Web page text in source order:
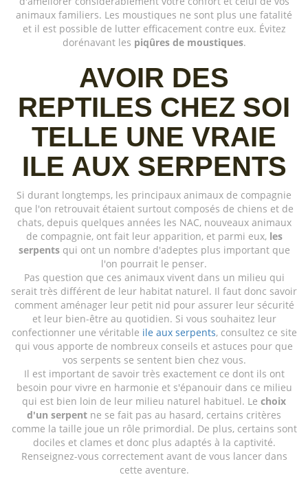
animaux familiers. Les moustiques ne sont plus une fatalité
et il est possible de lutter efficacement contre eux. Évitez
dorénavant les piqûres de moustiques.
AVOIR DES
REPTILES CHEZ SOI
TELLE UNE VRAIE
ILE AUX SERPENTS
Si durant longtemps, les principaux animaux de compagnie
que l'on retrouvait étaient surtout composés de chiens et de
chats, depuis quelques années les NAC, nouveaux animaux
de compagnie, ont fait leur apparition, et parmi eux, les
serpentsqui ont un nombre d'adeptes plus important que
l'on pourrait le penser.
Pas question que ces animaux vivent dans un milieu qui
serait très différent de leur habitat naturel. Il faut donc savoir
comment aménager leur petit nid pour assurer leur sécurité
et leur bien-être au quotidien. Si vous souhaitez leur
confectionner une véritable ile aux serpents, consultez ce site
qui vous apporte de nombreux conseils et astuces pour que
vos serpents se sentent bien chez vous.
Il est important de savoir très exactement ce dont ils ont
besoin pour vivre en harmonie et s'épanouir dans ce milieu
qui est bien loin de leur milieu naturel habituel. Le choix
d'un serpent ne se fait pas au hasard, certains critères
comme la taille joue un rôle primordial. De plus, certains sont
dociles et clames et donc plus adaptés à la captivité.
Renseignez-vous correctement avant de vous lancer dans
cette aventure.